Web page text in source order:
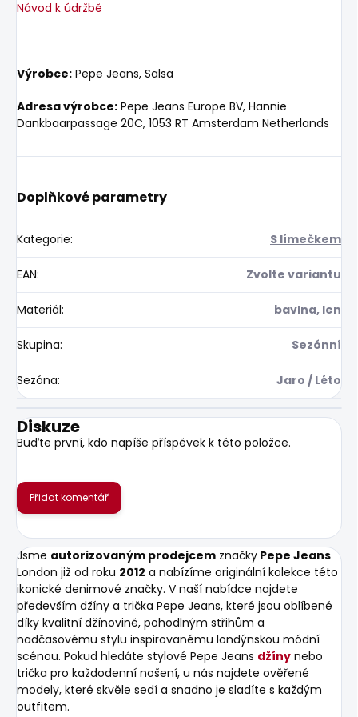
Návod k údržbě
Výrobce: Pepe Jeans, Salsa
Adresa výrobce: Pepe Jeans Europe BV, Hannie
Dankbaarpassage 20C, 1053 RT Amsterdam Netherlands
Doplňkové parametry
Kategorie: S límečkem
EAN: Zvolte variantu
Materiál: bavlna, len
Skupina: Sezónní
Sezóna: Jaro / Léto
Diskuze
Buďte první, kdo napíše příspěvek k této položce.
Přidat komentář
Jsme autorizovaným prodejcem značky Pepe Jeans
London již od roku 2012 a nabízíme originální kolekce této
ikonické denimové značky. V naší nabídce najdete
především džíny a trička Pepe Jeans, které jsou oblíbené
díky kvalitní džínovině, pohodlným střihům a
nadčasovému stylu inspirovanému londýnskou módní
scénou. Pokud hledáte stylové Pepe Jeans džíny nebo
trička pro každodenní nošení, u nás najdete ověřené
modely, které skvěle sedí a snadno je sladíte s každým
outfitem.